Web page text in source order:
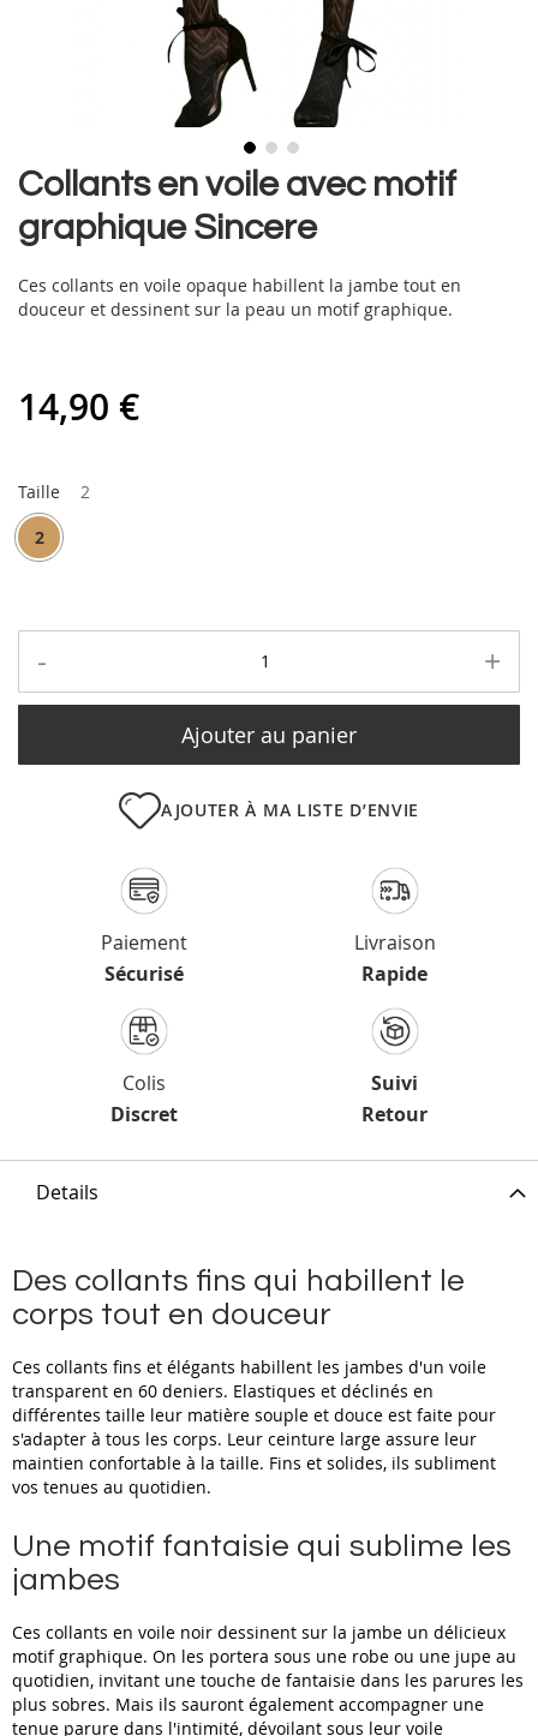
Skip
the
beginning
the
images
Collants en voile avec motif
graphique Sincere
Ces collants en voile opaque habillent la jambe tout en
douceur et dessinent sur la peau un motif graphique.
14,90 €
Taille
2
2
- +
Ajouter au panier
AJOUTER À MA LISTE D’ENVIE
Paiement
Sécurisé
Livraison
Rapide
Colis
Discret
Suivi
Retour
Details
Des collants fins qui habillent le
corps tout en douceur
Ces collants fins et élégants habillent les jambes d'un voile
transparent en 60 deniers. Elastiques et déclinés en
différentes taille leur matière souple et douce est faite pour
s'adapter à tous les corps. Leur ceinture large assure leur
maintien confortable à la taille. Fins et solides, ils subliment
vos tenues au quotidien.
Une motif fantaisie qui sublime les
jambes
Ces collants en voile noir dessinent sur la jambe un délicieux
motif graphique. On les portera sous une robe ou une jupe au
quotidien, invitant une touche de fantaisie dans les parures les
plus sobres. Mais ils sauront également accompagner une
tenue parure dans l'intimité, dévoilant sous leur voile